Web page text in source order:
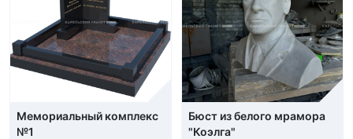
Мемориальный комплекс
№1
Бюст из белого мрамора
"Коэлга"